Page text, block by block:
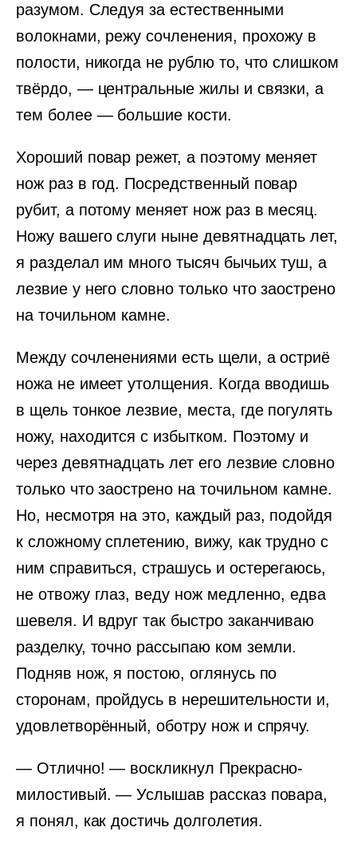
разумом. Следуя за естественными
волокнами, режу сочленения, прохожу в
полости, никогда не рублю то, что слишком
твёрдо, — центральные жилы и связки, а
тем более — большие кости.
Хороший повар режет, а поэтому меняет
нож раз в год. Посредственный повар
рубит, а потому меняет нож раз в месяц.
Ножу вашего слуги ныне девятнадцать лет,
я разделал им много тысяч бычьих туш, а
лезвие у него словно только что заострено
на точильном камне.
Между сочленениями есть щели, а остриё
ножа не имеет утолщения. Когда вводишь
в щель тонкое лезвие, места, где погулять
ножу, находится с избытком. Поэтому и
через девятнадцать лет его лезвие словно
только что заострено на точильном камне.
Но, несмотря на это, каждый раз, подойдя
к сложному сплетению, вижу, как трудно с
ним справиться, страшусь и остерегаюсь,
не отвожу глаз, веду нож медленно, едва
шевеля. И вдруг так быстро заканчиваю
разделку, точно рассыпаю ком земли.
Подняв нож, я постою, оглянусь по
сторонам, пройдусь в нерешительности и,
удовлетворённый, оботру нож и спрячу.
— Отлично! — воскликнул Прекрасно-
милостивый. — Услышав рассказ повара,
я понял, как достичь долголетия.